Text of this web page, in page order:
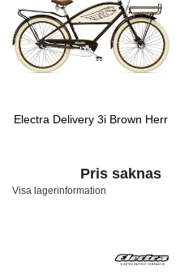
Electra Delivery 3i Brown Herr
Pris saknas
Visa lagerinformation